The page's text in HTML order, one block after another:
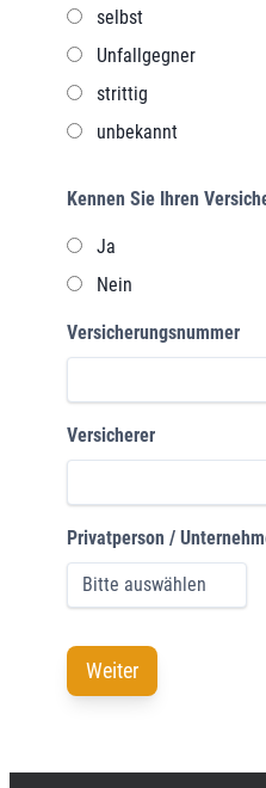
selbst
Unfallgegner
strittig
unbekannt
Kennen Sie Ihren
Ja
Nein
Versicherungsnummer
Versicherer
Privatperson /
Weiter